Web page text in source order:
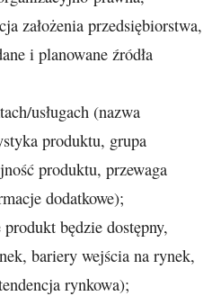
założenia przedsiębiorstwa,
i planowane źródła
usługach (nazwa
produktu, grupa
produktu, przewaga
dodatkowe);
będzie dostępny,
bariery wejścia na rynek,
rynkowa);